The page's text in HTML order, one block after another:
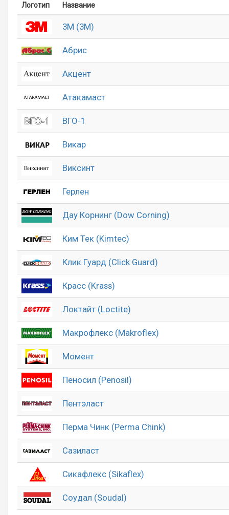
Логотип Название
3M (3М)
Абрис
Акцент
Атакамаст
ВГО-1
Викар
Виксинт
Герлен
Дау Корнинг (Dow Corning)
Ким Тек (Kimtec)
Клик Гуард (Click Guard)
Красс (Krass)
Локтайт (Loctite)
Макрофлекс (Makroflex)
Момент
Пеносил (Penosil)
Пентэласт
Перма Чинк (Perma Chink)
Сазиласт
Сикафлекс (Sikaflex)
Соудал (Soudal)